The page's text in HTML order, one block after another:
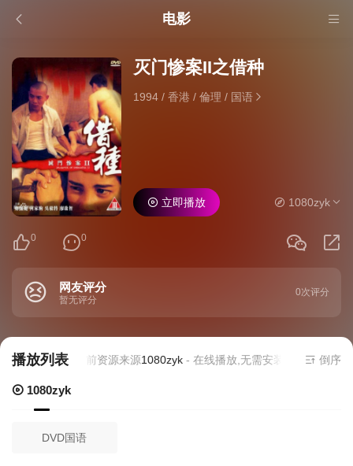
电影
灭门惨案II之借种
1994 / 香港 / 倫理/ 国语
0 0
立即播放 1080zyk
网友评分
暂无评分
0次评分
播放列表当前资源来源1080zyk- 在线播放,无需安装播放器 倒序
1080zyk
DVD国语